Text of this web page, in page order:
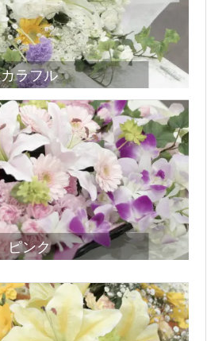
カラフル
ピンク